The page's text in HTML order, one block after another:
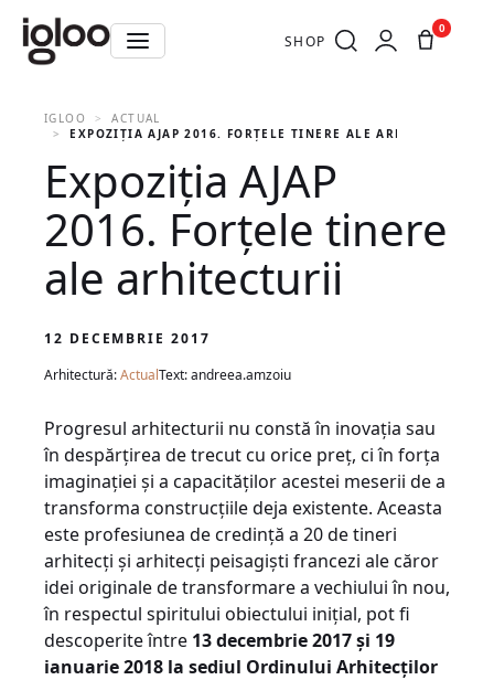
SHOP
0
IGLOO
ACTUAL
EXPOZIȚIA AJAP 2016. FORȚELE TINERE ALE ARHITECTURII
Expoziția AJAP
2016. Forțele tinere
ale arhitecturii
12 DECEMBRIE 2017
Arhitectură:ActualText: andreea.amzoiu
Progresul arhitecturii nu constă în inovația sau
în despărțirea de trecut cu orice preț, ci în forța
imaginației și a capacităților acestei meserii de a
transforma construcțiile deja existente. Aceasta
este profesiunea de credință a 20 de tineri
arhitecți și arhitecți peisagiști francezi ale căror
idei originale de transformare a vechiului în nou,
în respectul spiritului obiectului inițial, pot fi
descoperite între 13 decembrie 2017 și 19
ianuarie 2018 la sediul Ordinului Arhitecților